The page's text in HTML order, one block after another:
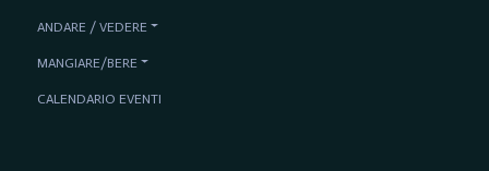
ANDARE / VEDERE
MANGIARE/BERE
CALENDARIO EVENTI